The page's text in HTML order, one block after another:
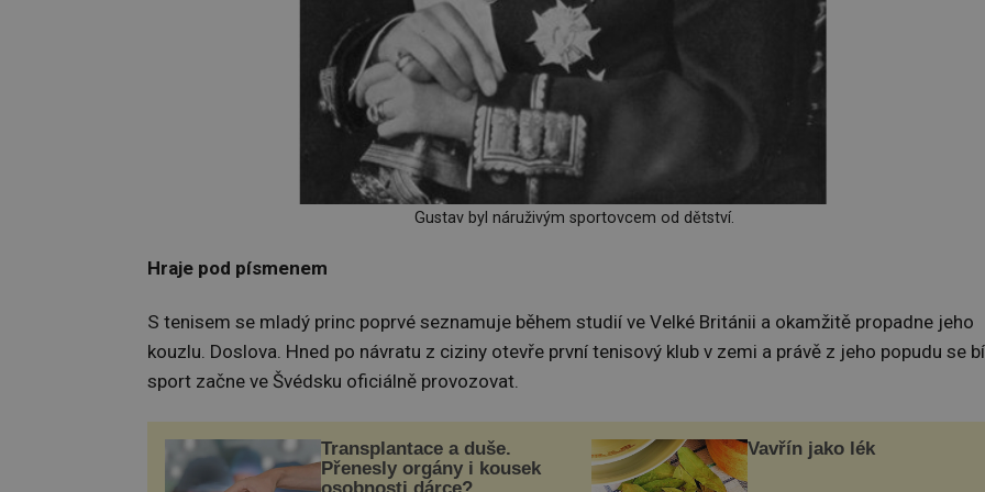
Gustav byl náruživým sportovcem od dětství.
Hraje pod písmenem
S tenisem se mladý princ poprvé seznamuje během studií ve Velké Británii a okamžitě propadne jeho
kouzlu. Doslova. Hned po návratu z ciziny otevře první tenisový klub v zemi a právě z jeho popudu se
sport začne ve Švédsku oficiálně provozovat.
Transplantace a duše.
Přenesly orgány i kousek
osobnosti dárce?
Vavřín jako lék